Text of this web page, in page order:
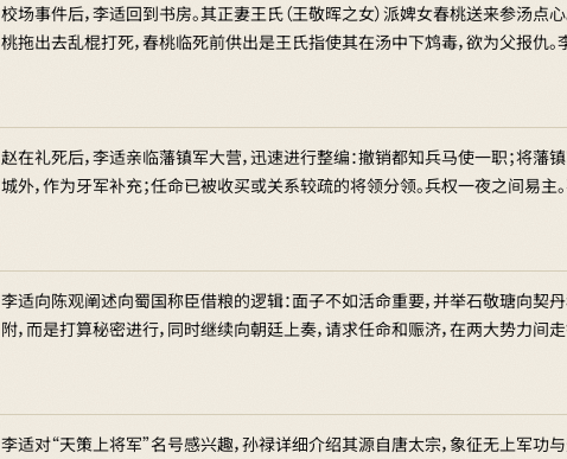
校场事件后，李适回到书房。其正妻王氏（王敬晖之女）派婢女春桃送来参汤点
桃拖出去乱棍打死，春桃临死前供出是王氏指使其在汤中下鸩毒，欲为父报仇
赵在礼死后，李适亲临藩镇军大营，迅速进行整编：撤销都知兵马使一职；将藩
城外，作为牙军补充；任命已被收买或关系较疏的将领分领。兵权一夜之间易
李适向陈观阐述向蜀国称臣借粮的逻辑：面子不如活命重要，并举石敬瑭向契
附，而是打算秘密进行，同时继续向朝廷上奏，请求任命和赈济，在两大势力
李适对“天策上将军”名号感兴趣，孙禄详细介绍其源自唐太宗，象征无上军功